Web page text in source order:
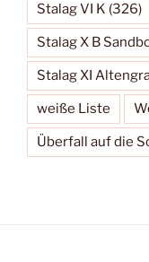
Stalag VI K (326)
Stalag X B
Stalag XI
weiße Liste
Überfall auf die